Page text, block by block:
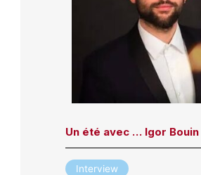
Un été avec … Igor Bouin
Interview